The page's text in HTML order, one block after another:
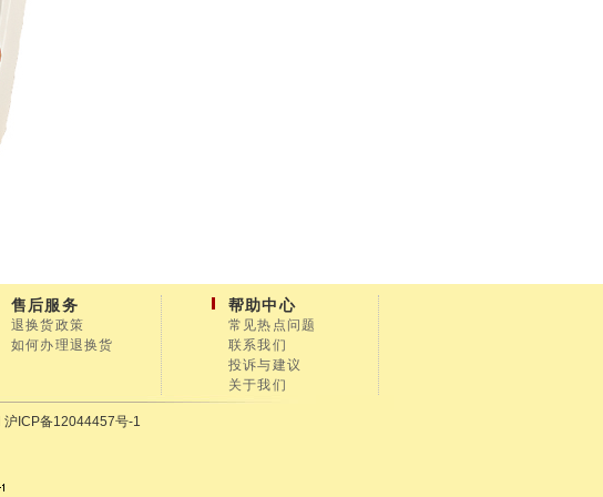
售后服务
退换货政策
如何办理退换货
帮助中心
常见热点问题
联系我们
投诉与建议
关于我们
沪ICP备12044457号-1